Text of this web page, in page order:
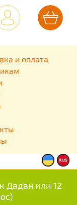
и оплата
Дадан или 12